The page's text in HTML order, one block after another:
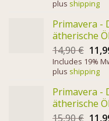
plus shipping
Primavera -
ätherische
14,90€
Includes 19%
plus shipping
Primavera -
ätherische
15,90€